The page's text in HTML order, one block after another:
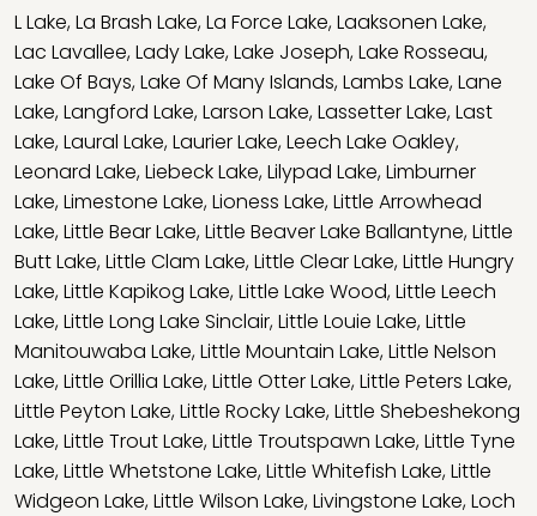
L Lake,La Brash Lake,La Force Lake,Laaksonen Lake,
Lac Lavallee,Lady Lake,Lake Joseph,Lake Rosseau,
Lake Of Bays,Lake Of Many Islands,Lambs Lake,Lane
Lake,Langford Lake,Larson Lake,Lassetter Lake,Last
Lake,Laural Lake,Laurier Lake,Leech Lake Oakley,
Leonard Lake,Liebeck Lake,Lilypad Lake,Limburner
Lake,Limestone Lake,Lioness Lake,Little Arrowhead
Lake,Little Bear Lake,Little Beaver Lake Ballantyne,Little
Butt Lake,Little Clam Lake,Little Clear Lake,Little Hungry
Lake,Little Kapikog Lake,Little Lake Wood,Little Leech
Lake,Little Long Lake Sinclair,Little Louie Lake,Little
Manitouwaba Lake,Little Mountain Lake,Little Nelson
Lake,Little Orillia Lake,Little Otter Lake,Little Peters Lake,
Little Peyton Lake,Little Rocky Lake,Little Shebeshekong
Lake,Little Trout Lake,Little Troutspawn Lake,Little Tyne
Lake,Little Whetstone Lake,Little Whitefish Lake,Little
Widgeon Lake,Little Wilson Lake,Livingstone Lake,Loch